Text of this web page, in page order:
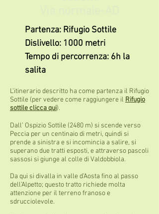
Partenza: Rifugio Sottile
Dislivello: 1000 metri
Tempo di percorrenza: 6h la
salita
L'itinerario descritto ha come partenza il Rifugio
Sottile (per vedere come raggiungere il Rifugio
sottile clicca qui).
Dall’ Ospizio Sottile (2480 m) si scende verso
Peccia per un centinaio di metri, quindi si
prende a sinistra e si incomincia a salire, si
superano due tratti esposti, e attraverso pascoli
sassosi si giunge al colle di Valdobbiola.
Da qui si divalla in valle d’Aosta fino al passo
dell’Alpetto; questo tratto richiede molta
attenzione per il terreno franoso e
sdrucciolevole.